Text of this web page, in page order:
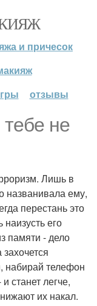
и причесок
отзывы
не
Лишь в
названивала ему,
перестань это
его
памяти - дело
набирай телефон
станет легче,
их накал.